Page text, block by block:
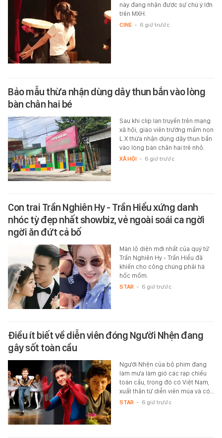
này đang nhận được sự chú ý lớn
trên MXH.
CINE - 6 giờ trước
Bảo mẫu thừa nhận dùng dây thun bắn vào lòng
bàn chân hai bé
Sau khi clip lan truyền trên mạng
xã hội, giáo viên trường mầm non
L.X thừa nhận dùng dây thun bắn
vào lòng bàn chân hai trẻ nhỏ.
XÃ HỘI - 6 giờ trước
Con trai Trần Nghiên Hy - Trần Hiểu xứng danh
nhóc tỳ đẹp nhất showbiz, vẻ ngoài soái ca ngời
ngời ăn đứt cả bố
Màn lộ diện mới nhất của quý tử
Trần Nghiên Hy - Trần Hiểu đã
khiến cho công chúng phải há
hốc mồm.
STAR - 6 giờ trước
Điều ít biết về diễn viên đóng Người Nhện đang
gây sốt toàn cầu
Người Nhện của bộ phim đang
làm mưa làm gió các rạp chiếu
toàn cầu, trong đó có Việt Nam,
xuất thân từ diễn viên múa và có…
STAR - 6 giờ trước